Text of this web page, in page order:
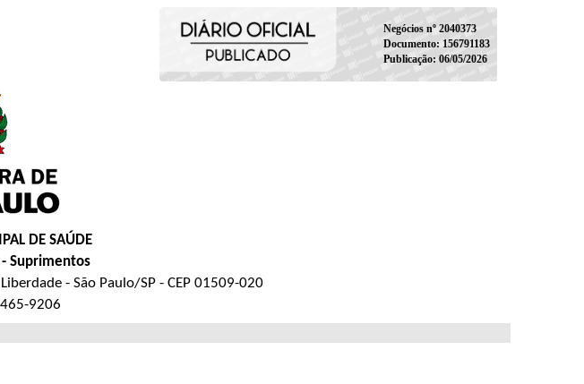
Negócios nº 2040373
Documento: 156791183
Publicação: 06/05/2026
DE SAÚDE
Suprimentos
- São Paulo/SP - CEP 01509-020
9206